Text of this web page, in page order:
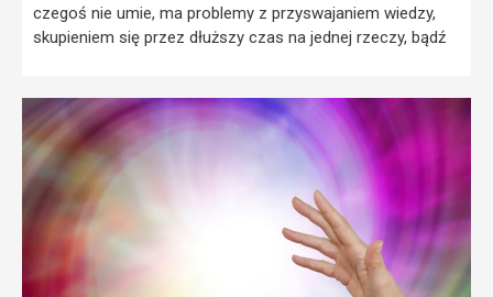
czegoś nie umie, ma problemy z przyswajaniem wiedzy,
skupieniem się przez dłuższy czas na jednej rzeczy, bądź